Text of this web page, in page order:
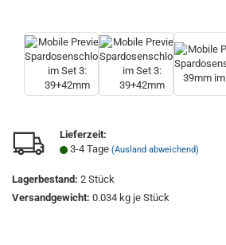
Lieferzeit:
3-4 Tage (Ausland abweichend)
Lagerbestand: 2 Stück
Versandgewicht: 0.034 kg je Stück